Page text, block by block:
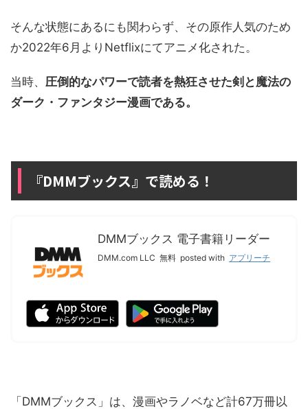
そんな状態にあるにも関わらず、その原作人気のため
か2022年6月よりNetflixにてアニメ化された。
当時、 圧倒的なパワーで読者を熱狂させた剣と魔法の
ダーク・ファンタジー漫画である。
『DMMブックス』で読める！
DMMブックス 電子書籍リーダー
DMM.com LLC 無料 posted with アプリーチ
「DMMブックス」は、漫画やラノベなど計67万冊以